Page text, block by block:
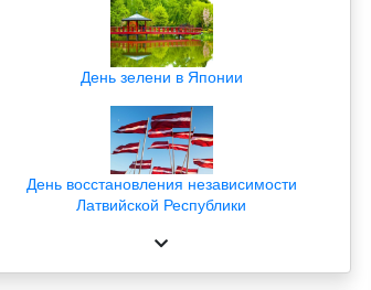
День зелени в Японии
День восстановления независимости
Латвийской Республики